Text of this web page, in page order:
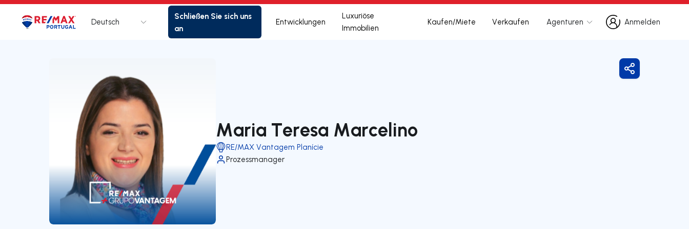
Logo Zur Startseite
Deutsch
Schließen Sie sich uns
an
Entwicklungen
Luxuriöse
Immobilien
Kaufen/Miete Verkaufen Agenturen
Anmelden
Anmelden
Maria Teresa Marcelino
RE/MAX Vantagem Planície
Prozessmanager
Freigeben